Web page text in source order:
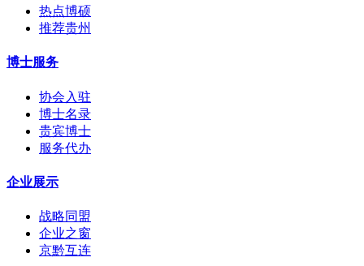
热点博硕
推荐贵州
博士服务
协会入驻
博士名录
贵宾博士
服务代办
企业展示
战略同盟
企业之窗
京黔互连